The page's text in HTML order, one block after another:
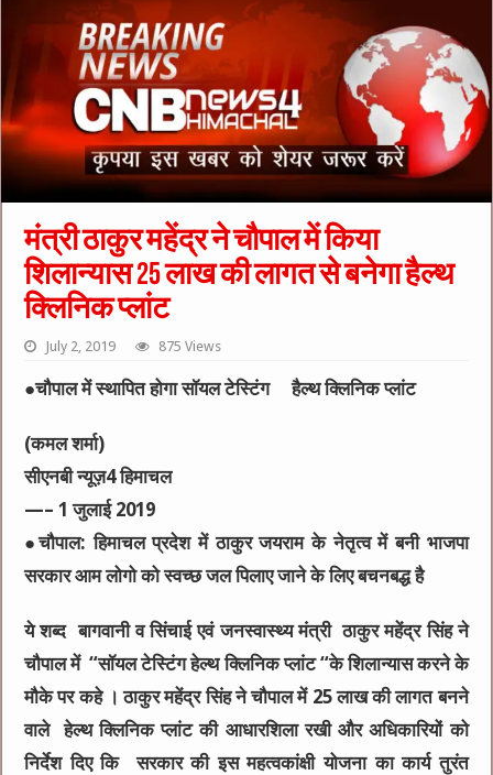
मंत्री ठाकुर महेंद्र ने चौपाल में किया
शिलान्यास 25 लाख की लागत से बनेगा हैल्थ
क्लिनिक प्लांट
July 2, 2019 875 Views
●चौपाल में स्थापित होगा सॉयल टेस्टिंग हैल्थ क्लिनिक प्लांट
(कमल शर्मा)
सीएनबी न्यूज़4 हिमाचल
—– 1 जुलाई 2019
●चौपाल: हिमाचल प्रदेश में ठाकुर जयराम के नेतृत्व में बनी भाजपा
सरकार आम लोगो को स्वच्छ जल पिलाए जाने के लिए बचनबद्ध है
ये शब्द बागवानी व सिंचाई एवं जनस्वास्थ्य मंत्री ठाकुर महेंद्र सिंह ने
चौपाल में “सॉयल टेस्टिंग हेल्थ क्लिनिक प्लांट “के शिलान्यास करने के
मौके पर कहे । ठाकुर महेंद्र सिंह ने चौपाल में 25 लाख की लागत बनने
वाले हेल्थ क्लिनिक प्लांट की आधारशिला रखी और अधिकारियों को
निर्देश दिए कि सरकार की इस महत्वकांक्षी योजना का कार्य तुरंत